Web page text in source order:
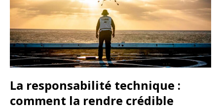
La responsabilité technique :
comment la rendre crédible